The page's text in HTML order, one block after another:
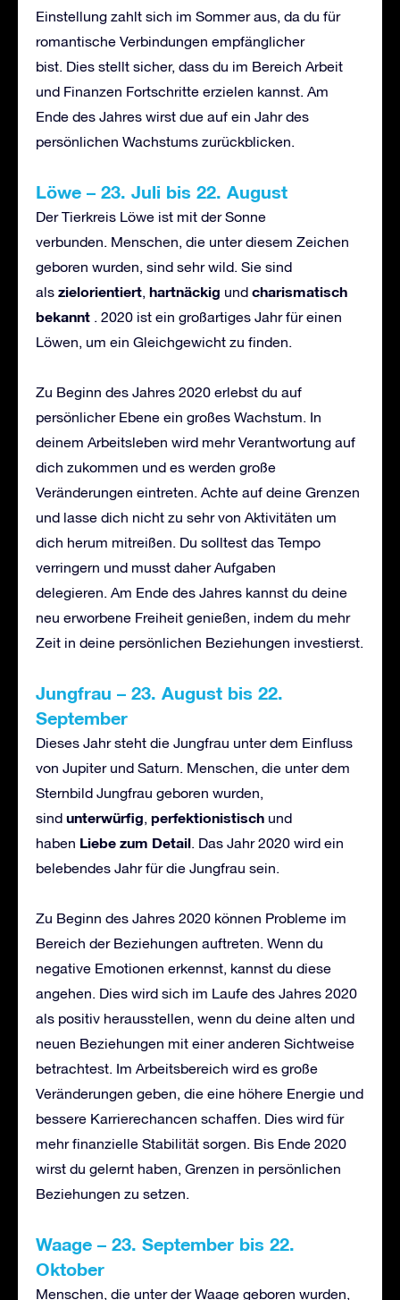
Einstellung zahlt sich im Sommer aus, da du für
romantische Verbindungen empfänglicher
bist. Dies stellt sicher, dass du im Bereich Arbeit
und Finanzen Fortschritte erzielen kannst. Am
Ende des Jahres wirst due auf ein Jahr des
persönlichen Wachstums zurückblicken.
Löwe – 23. Juli bis 22. August
Der Tierkreis Löwe ist mit der Sonne
verbunden. Menschen, die unter diesem Zeichen
geboren wurden, sind sehr wild. Sie sind
als zielorientiert, hartnäckig und charismatisch
bekannt . 2020 ist ein großartiges Jahr für einen
Löwen, um ein Gleichgewicht zu finden.
Zu Beginn des Jahres 2020 erlebst du auf
persönlicher Ebene ein großes Wachstum. In
deinem Arbeitsleben wird mehr Verantwortung auf
dich zukommen und es werden große
Veränderungen eintreten. Achte auf deine Grenzen
und lasse dich nicht zu sehr von Aktivitäten um
dich herum mitreißen. Du solltest das Tempo
verringern und musst daher Aufgaben
delegieren. Am Ende des Jahres kannst du deine
neu erworbene Freiheit genießen, indem du mehr
Zeit in deine persönlichen Beziehungen investierst.
Jungfrau – 23. August bis 22.
September
Dieses Jahr steht die Jungfrau unter dem Einfluss
von Jupiter und Saturn. Menschen, die unter dem
Sternbild Jungfrau geboren wurden,
sind unterwürfig, perfektionistisch und
haben Liebe zum Detail. Das Jahr 2020 wird ein
belebendes Jahr für die Jungfrau sein.
Zu Beginn des Jahres 2020 können Probleme im
Bereich der Beziehungen auftreten. Wenn du
negative Emotionen erkennst, kannst du diese
angehen. Dies wird sich im Laufe des Jahres 2020
als positiv herausstellen, wenn du deine alten und
neuen Beziehungen mit einer anderen Sichtweise
betrachtest. Im Arbeitsbereich wird es große
Veränderungen geben, die eine höhere Energie und
bessere Karrierechancen schaffen. Dies wird für
mehr finanzielle Stabilität sorgen. Bis Ende 2020
wirst du gelernt haben, Grenzen in persönlichen
Beziehungen zu setzen.
Waage – 23. September bis 22.
Oktober
Menschen, die unter der Waage geboren wurden,